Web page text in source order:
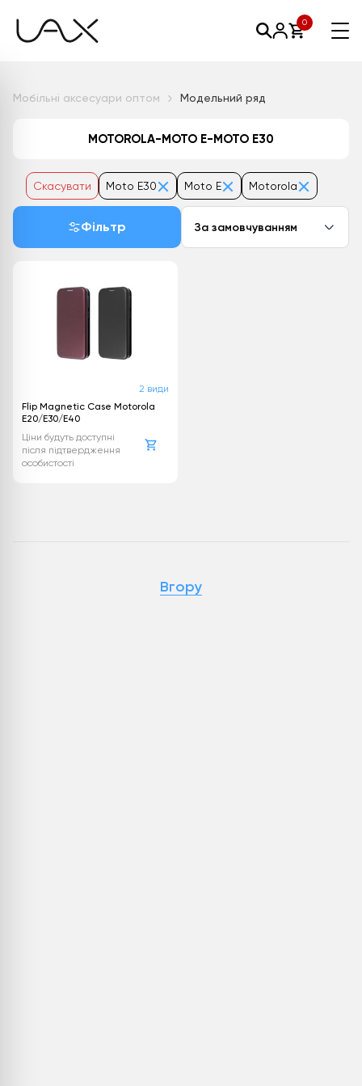
0
Мобільні аксесуари оптом Модельний ряд
MOTOROLA-MOTO E-MOTO E30
Скасувати Moto E30 Moto E Motorola
Фільтр За замовчуванням
2 види
Flip Magnetic Case Motorola
E20/E30/E40
Ціни будуть доступні
після підтвердження
особистості
Вгору